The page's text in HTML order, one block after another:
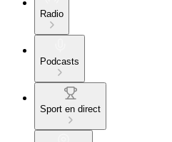
Radio
Podcasts
Sport en direct